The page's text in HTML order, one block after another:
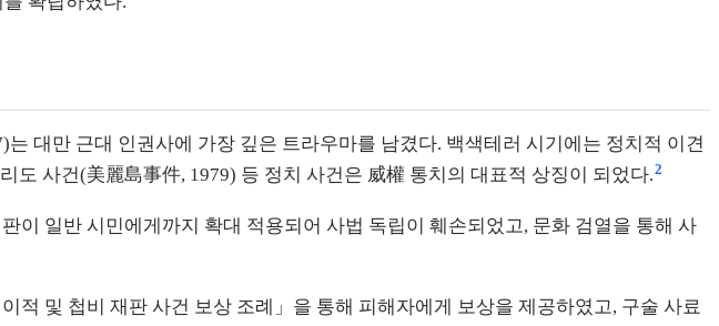
대만 근대 인권사에 가장 깊은 트라우마를 남겼다. 백색테러 시기에는 정치적 이견
사건(美麗島事件, 1979) 등 정치 사건은 威權 통치의 대표적 상징이 되었다.2
이 일반 시민에게까지 확대 적용되어 사법 독립이 훼손되었고, 문화 검열을 통해 사
및 첩비 재판 사건 보상 조례」을 통해 피해자에게 보상을 제공하였고, 구술 사료